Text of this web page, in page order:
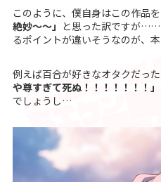
このように、僕自身はこの作品
絶妙〜〜」 と思った訳ですが……
るポイントが違いそうなのが、
例えば百合が好きなオタクだっ
や尊すぎて死ぬ！！！！！！！」
でしょうし…